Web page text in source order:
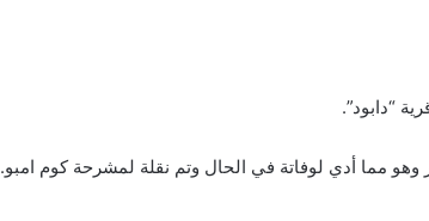
مما أدي لوفاتة في الحال وتم نقلة لمشرحة كوم امبو.